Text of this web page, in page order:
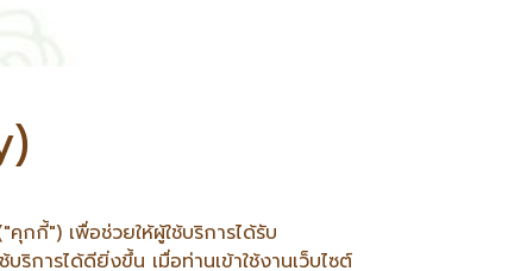
กกี้") เพื่อช่วยให้ผู้ใช้บริการได้รับ
การได้ดียิ่งขึ้น เมื่อท่านเข้าใช้งานเว็บไซต์